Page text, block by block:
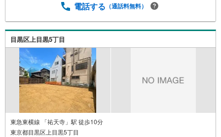
た資金計画のご提案・効果的な生命保険の見直し ◎住宅ロ
するのが効果的？・どこの銀行で借りるとお得なの？・適
切な借入額は？■キッズスペースもございます☆DVD、おも
ちゃ、絵本、ぬりえなど充実させております。資料請求は
【下部オレンジ色資料請求ボタン】よりお問い合わせくだ
さい！
電話する （通話料無料）
目黒区上目黒5丁目
東急東横線 「祐天寺」駅 徒歩10分
東京都目黒区上目黒5丁目